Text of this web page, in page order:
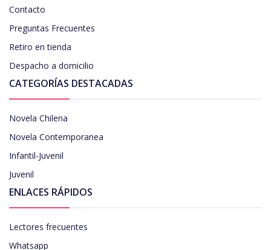
Contacto
Preguntas Frecuentes
Retiro en tienda
Despacho a domicilio
CATEGORÍAS DESTACADAS
Novela Chilena
Novela Contemporanea
Infantil-Juvenil
Juvenil
ENLACES RÁPIDOS
Lectores frecuentes
Whatsapp